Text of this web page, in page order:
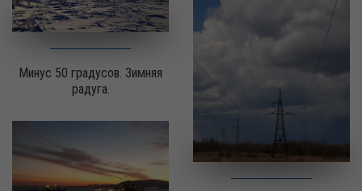
Минус 50 градусов. Зимняя
радуга.